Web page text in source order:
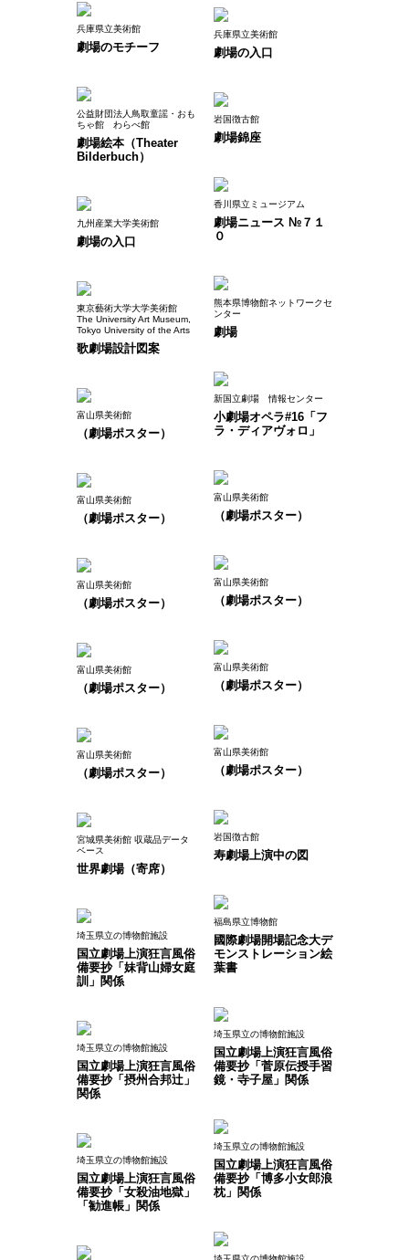
兵庫県立美術館
劇場のモチーフ
兵庫県立美術館
劇場の入口
公益財団法人鳥取童謡・おも
ちゃ館 わらべ館
劇場絵本（Theater
Bilderbuch）
岩国徴古館
劇場錦座
香川県立ミュージアム
劇場ニュース №７１
０
九州産業大学美術館
劇場の入口
熊本県博物館ネットワークセ
ンター
劇場
東京藝術大学大学美術館
The University Art Museum,
Tokyo University of the Arts
歌劇場設計図案
新国立劇場 情報センター
小劇場オペラ#16「フ
ラ・ディアヴォロ」
富山県美術館
（劇場ポスター）
富山県美術館
（劇場ポスター）
富山県美術館
（劇場ポスター）
富山県美術館
（劇場ポスター）
富山県美術館
（劇場ポスター）
富山県美術館
（劇場ポスター）
富山県美術館
（劇場ポスター）
富山県美術館
（劇場ポスター）
富山県美術館
（劇場ポスター）
岩国徴古館
寿劇場上演中の図
宮城県美術館 収蔵品データ
ベース
世界劇場（寄席）
福島県立博物館
國際劇場開場記念大デ
モンストレーション絵
葉書
埼玉県立の博物館施設
国立劇場上演狂言風俗
備要抄「妹背山婦女庭
訓」関係
埼玉県立の博物館施設
国立劇場上演狂言風俗
備要抄「菅原伝授手習
鏡・寺子屋」関係
埼玉県立の博物館施設
国立劇場上演狂言風俗
備要抄「摂州合邦辻」
関係
埼玉県立の博物館施設
国立劇場上演狂言風俗
備要抄「博多小女郎浪
枕」関係
埼玉県立の博物館施設
国立劇場上演狂言風俗
備要抄「女殺油地獄」
「勧進帳」関係